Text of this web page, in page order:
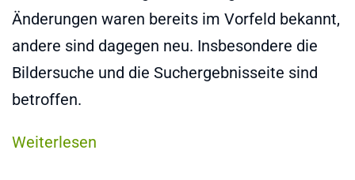
Änderungen waren bereits im Vorfeld bekannt,
andere sind dagegen neu. Insbesondere die
Bildersuche und die Suchergebnisseite sind
betroffen.
Weiterlesen